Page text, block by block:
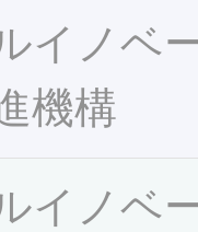
イノベ
機構
イノベ